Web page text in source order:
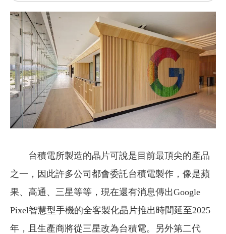
台積電所製造的晶片可說是目前最頂尖的產品
之一，因此許多公司都會委託台積電製作，像是蘋
果、高通、三星等等，現在還有消息傳出Google
Pixel智慧型手機的全客製化晶片推出時間延至2025
年，且生產商將從三星改為台積電。另外第二代